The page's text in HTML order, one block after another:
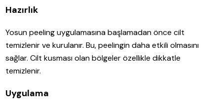
Hazırlık
Yosun peeling uygulamasına başlamadan önce cilt
temizlenir ve kurulanır. Bu, peelingin daha etkili olmasını
sağlar. Cilt kusması olan bölgeler özellikle dikkatle
temizlenir.
Uygulama